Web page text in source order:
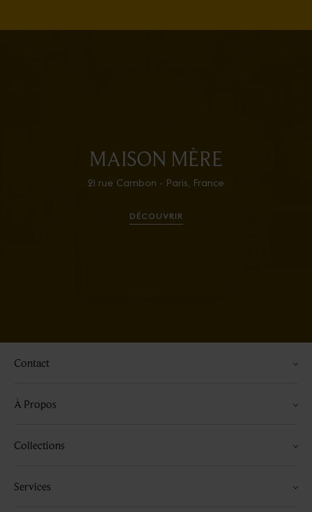
MAISON MÈRE
21 rue Cambon - Paris, France
DÉCOUVRIR
Contact
À Propos
Collections
Services